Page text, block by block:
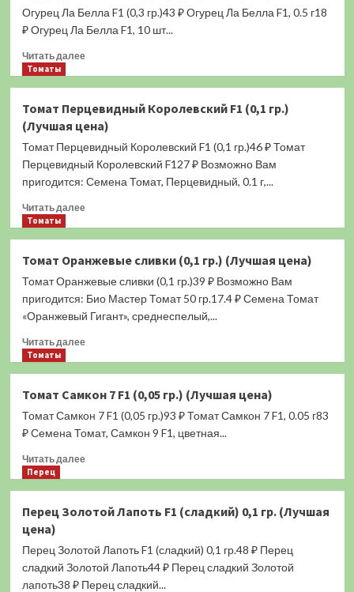
Гвардия
F1
гр.)
цена)
Огурец Ла Белла F1 (0,3 гр.)43 ₽ Огурец Ла Белла F1, 0.5 г18
₽ Огурец Ла Белла F1, 10 шт...
Читать далееПрочитать
Ла
Белла
F1
(0,3
(Лучшая
цена)
Томаты
Томат Перцевидный Королевский F1 (0,1 гр.)
(Лучшая цена)
Томат Перцевидный Королевский F1 (0,1 гр.)46 ₽ Томат
Перцевидный Королевский F127 ₽ Возможно Вам
пригодится: Семена Томат, Перцевидный, 0.1 г,...
Читать далееПрочитать
Перцевидный
Королевский
F1
(0,1
(Лучшая
Томаты
Томат Оранжевые сливки (0,1 гр.) (Лучшая цена)
Томат Оранжевые сливки (0,1 гр.)39 ₽ Возможно Вам
пригодится: Био Мастер Томат 50 гр.17.4 ₽ Семена Томат
«Оранжевый Гигант», среднеспелый,...
Читать далееПрочитать
Оранжевые
сливки
(0,1
(Лучшая
Томаты
Томат Самкон 7 F1 (0,05 гр.) (Лучшая цена)
Томат Самкон 7 F1 (0,05 гр.)93 ₽ Томат Самкон 7 F1, 0.05 г83
₽ Семена Томат, Самкон 9 F1, цветная...
Читать далееПрочитать
Самкон
F1
(0,05
Перец
Перец Золотой Лапоть F1 (сладкий) 0,1 гр. (Лучшая
цена)
Перец Золотой Лапоть F1 (сладкий) 0,1 гр.48 ₽ Перец
сладкий Золотой Лапоть44 ₽ Перец сладкий Золотой
лапоть38 ₽ Перец сладкий...